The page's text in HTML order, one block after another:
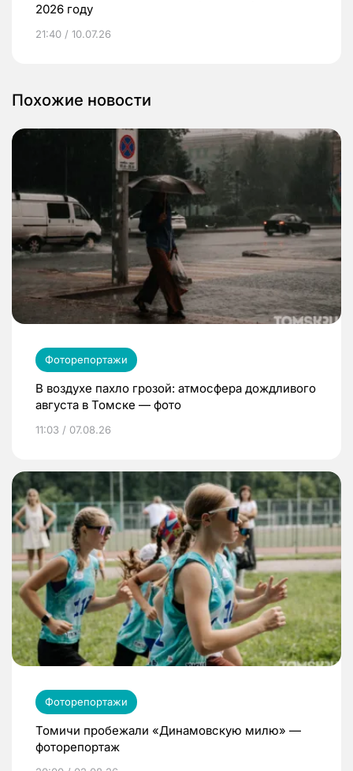
2026 году
21:40 / 10.07.26
Похожие новости
Фоторепортажи
В воздухе пахло грозой: атмосфера дождливого
августа в Томске — фото
11:03 / 07.08.26
Фоторепортажи
Томичи пробежали «Динамовскую милю» —
фоторепортаж